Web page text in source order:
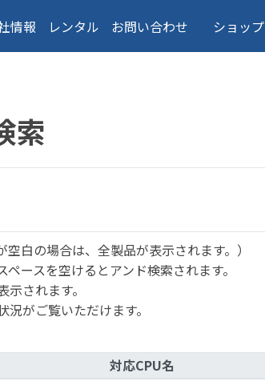
情報 レンタル お問い合わせ ショップ
索
空白の場合は、全製品が表示されます。）
ースを空けるとアンド検索されます。
されます。
がご覧いただけます。
対応CPU名